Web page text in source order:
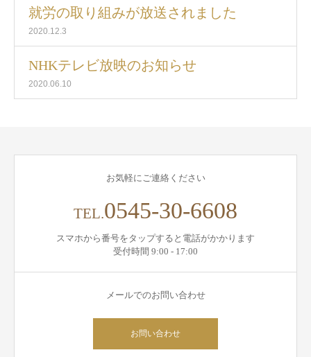
就労の取り組みが放送されました
2020.12.3
NHKテレビ放映のお知らせ
2020.06.10
お気軽にご連絡ください
TEL.0545-30-6608
スマホから番号をタップすると電話がかかります
受付時間 9:00 - 17:00
メールでのお問い合わせ
お問い合わせ